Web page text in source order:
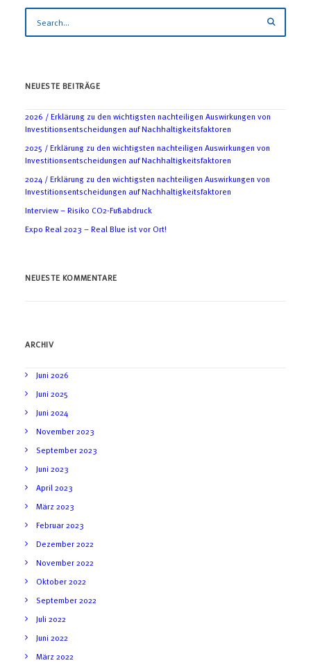
NEUESTE BEITRÄGE
2026 / Erklärung zu den wichtigsten nachteiligen Auswirkungen von
Investitionsentscheidungen auf Nachhaltigkeitsfaktoren
2025 / Erklärung zu den wichtigsten nachteiligen Auswirkungen von
Investitionsentscheidungen auf Nachhaltigkeitsfaktoren
2024 / Erklärung zu den wichtigsten nachteiligen Auswirkungen von
Investitionsentscheidungen auf Nachhaltigkeitsfaktoren
Interview – Risiko CO2-Fußabdruck
Expo Real 2023 – Real Blue ist vor Ort!
NEUESTE KOMMENTARE
ARCHIV
Juni 2026
Juni 2025
Juni 2024
November 2023
September 2023
Juni 2023
April 2023
März 2023
Februar 2023
Dezember 2022
November 2022
Oktober 2022
September 2022
Juli 2022
Juni 2022
März 2022